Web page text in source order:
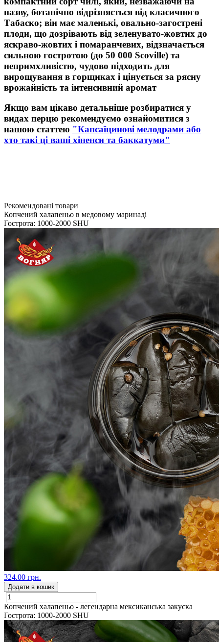
назву, ботанічно відрізняється від класичного
Табаско; він має маленькі, овально-загострені
плоди, що дозрівають від зеленувато-жовтих до
яскраво-жовтих і помаранчевих, відзначається
сильною гостротою (до 50 000 Scoville) та
непримхливістю, чудово підходить для
вирощування в горщиках і цінується за рясну
врожайність та інтенсивний аромат
Якщо вам цікаво детальніше розбиратися у
видах перцю рекомендуємо ознайомитися з
нашою статтею "Капсаїцинові мелодрами або
хто такі ці ваші хіненси та баккатуми"
Рекомендовані товари
Копчений халапеньо в медовому маринаді
Гострота: 1000-2000 SHU
324.00 грн.
Додати в кошик
Копчений халапеньо - легендарна мексиканська закуска
Гострота: 1000-2000 SHU